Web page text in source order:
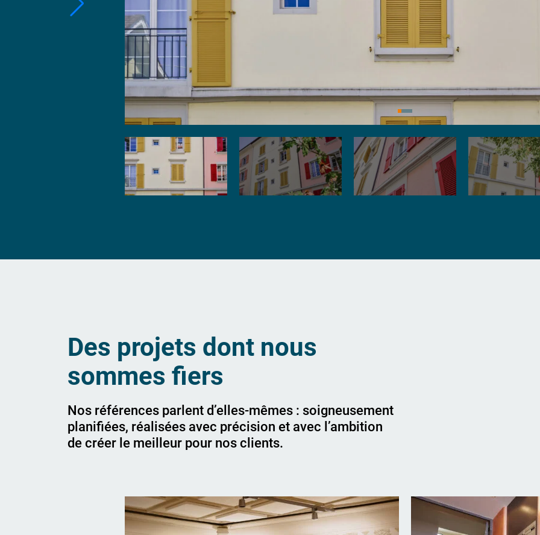
Des projets dont nous
sommes fiers
Nos références parlent d’elles-mêmes : soigneusement
planifiées, réalisées avec précision et avec l’ambition
de créer le meilleur pour nos clients.